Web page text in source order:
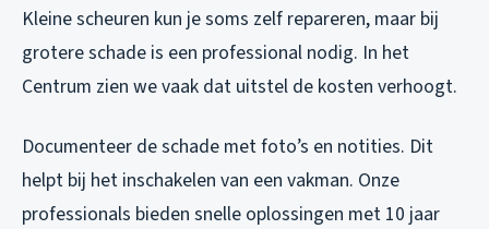
Kleine scheuren kun je soms zelf repareren, maar bij
grotere schade is een professional nodig. In het
Centrum zien we vaak dat uitstel de kosten verhoogt.
Documenteer de schade met foto’s en notities. Dit
helpt bij het inschakelen van een vakman. Onze
professionals bieden snelle oplossingen met 10 jaar